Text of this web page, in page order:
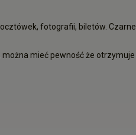
fotografii, biletów. Czarne
mieć pewność że otrzymuje